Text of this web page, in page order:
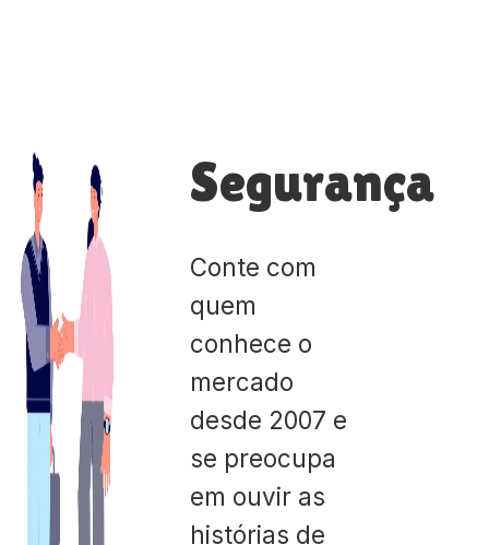
Segurança
Conte com
quem
conhece o
mercado
desde 2007 e
se preocupa
em ouvir as
histórias de